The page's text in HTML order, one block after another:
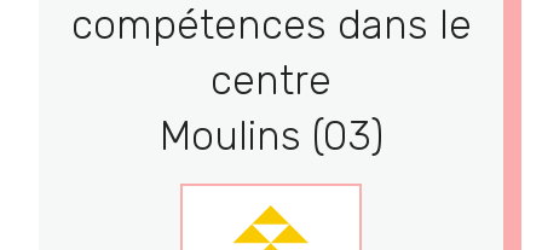
compétences dans le
centre
Moulins (03)